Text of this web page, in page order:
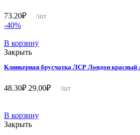
73.20₽ /шт
-40%
В корзину
Закрыть
Клинкерная брусчатка ЛСР Лондон красный
48.30₽ цена
29.00₽цена:
/шт
В корзину
Закрыть